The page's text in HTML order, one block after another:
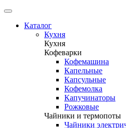
Каталог
Кухня
Кухня
Кофеварки
Кофемашина
Капельные
Капсульные
Кофемолка
Капучинаторы
Рожковые
Чайники и термопоты
Чайники